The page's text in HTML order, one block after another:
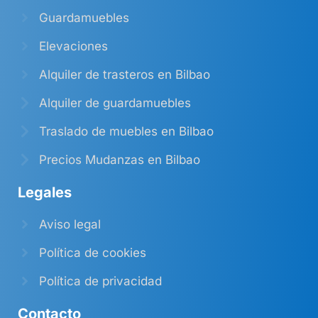
Guardamuebles
Elevaciones
Alquiler de trasteros en Bilbao
Alquiler de guardamuebles
Traslado de muebles en Bilbao
Precios Mudanzas en Bilbao
Legales
Aviso legal
Política de cookies
Política de privacidad
Contacto